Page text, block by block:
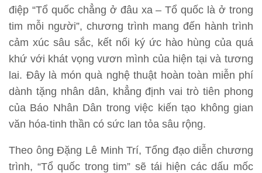
điệp “Tổ quốc chẳng ở đâu xa – Tổ quốc là ở trong
tim mỗi người”, chương trình mang đến hành trình
cảm xúc sâu sắc, kết nối ký ức hào hùng của quá
khứ với khát vọng vươn mình của hiện tại và tương
lai. Đây là món quà nghệ thuật hoàn toàn miễn phí
dành tặng nhân dân, khẳng định vai trò tiên phong
của Báo Nhân Dân trong việc kiến tạo không gian
văn hóa-tinh thần có sức lan tỏa sâu rộng.
Theo ông Đặng Lê Minh Trí, Tổng đạo diễn chương
trình, “Tổ quốc trong tim” sẽ tái hiện các dấu mốc